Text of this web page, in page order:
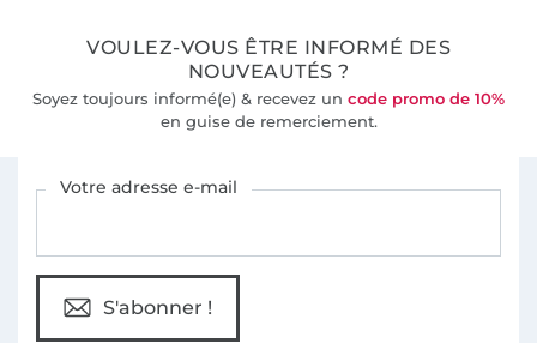
VOULEZ-VOUS ÊTRE INFORMÉ DES
NOUVEAUTÉS ?
Soyez toujours informé(e) & recevez un code promo de 10%
en guise de remerciement.
Votre adresse e-mail
S'abonner !